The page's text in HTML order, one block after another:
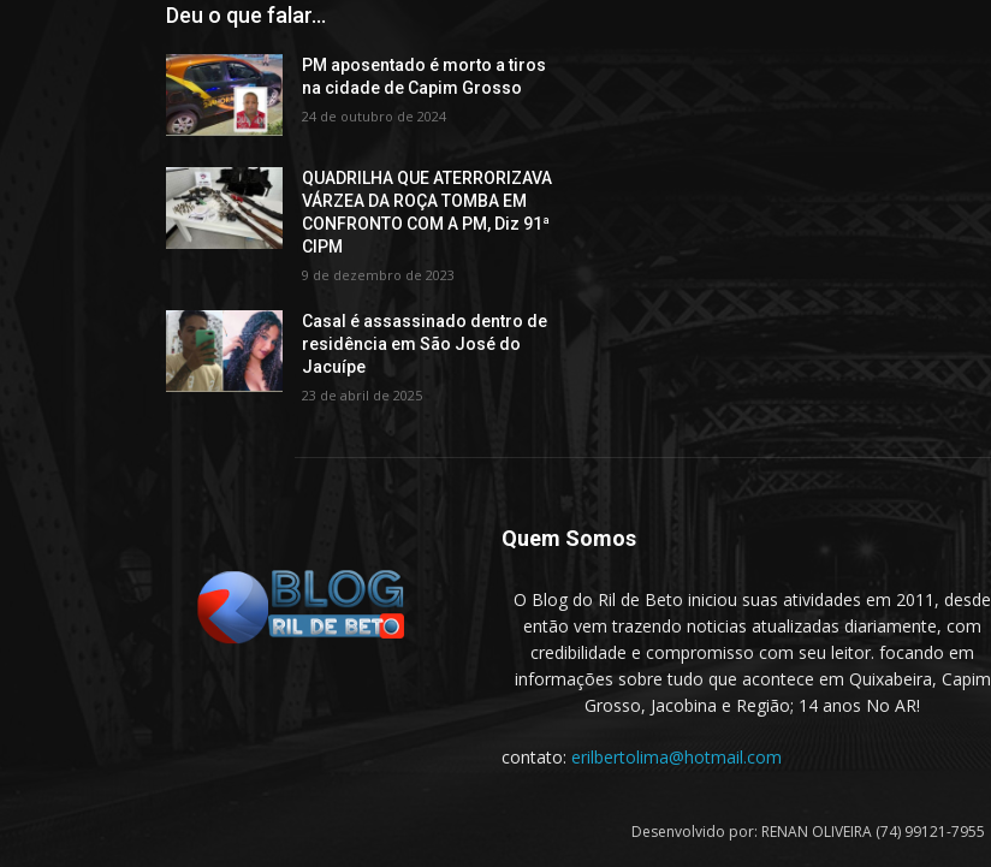
Deu o que falar...
PM aposentado é morto a tiros
na cidade de Capim Grosso
24 de outubro de 2024
QUADRILHA QUE ATERRORIZAVA
VÁRZEA DA ROÇA TOMBA EM
CONFRONTO COM A PM, Diz 91ª
CIPM
9 de dezembro de 2023
Casal é assassinado dentro de
residência em São José do
Jacuípe
23 de abril de 2025
Quem Somos
O Blog do Ril de Beto iniciou suas atividades em 2011, desde
então vem trazendo noticias atualizadas diariamente, com
credibilidade e compromisso com seu leitor. focando em
informações sobre tudo que acontece em Quixabeira, Capim
Grosso, Jacobina e Região; 14 anos No AR!
contato: erilbertolima@hotmail.com
Desenvolvido por: RENAN OLIVEIRA (74) 99121-7955